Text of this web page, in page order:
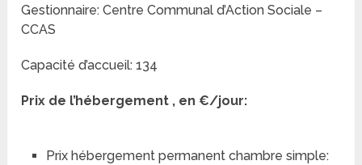
Gestionnaire: Centre Communal d’Action Sociale –
CCAS
Capacité d’accueil: 134
Prix de l’hébergement , en €/jour:
Prix hébergement permanent chambre simple: